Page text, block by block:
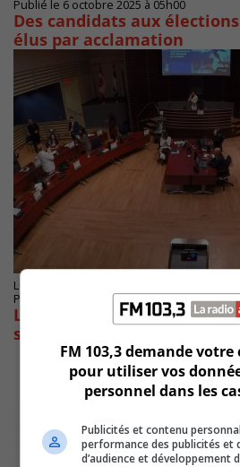
Publié le 6 octobre 2025 à 05h00
Des candidats aux
élus par acclamation
LONGUEUIL
Publié le 3 octobre 2025 à 10h51
Longueuil adopte sa
sur les Commissions
FM 103,3 demande
pour utiliser vos
personnel dans les
Publicités et contenu
performance des publicités et
d’audience et développement